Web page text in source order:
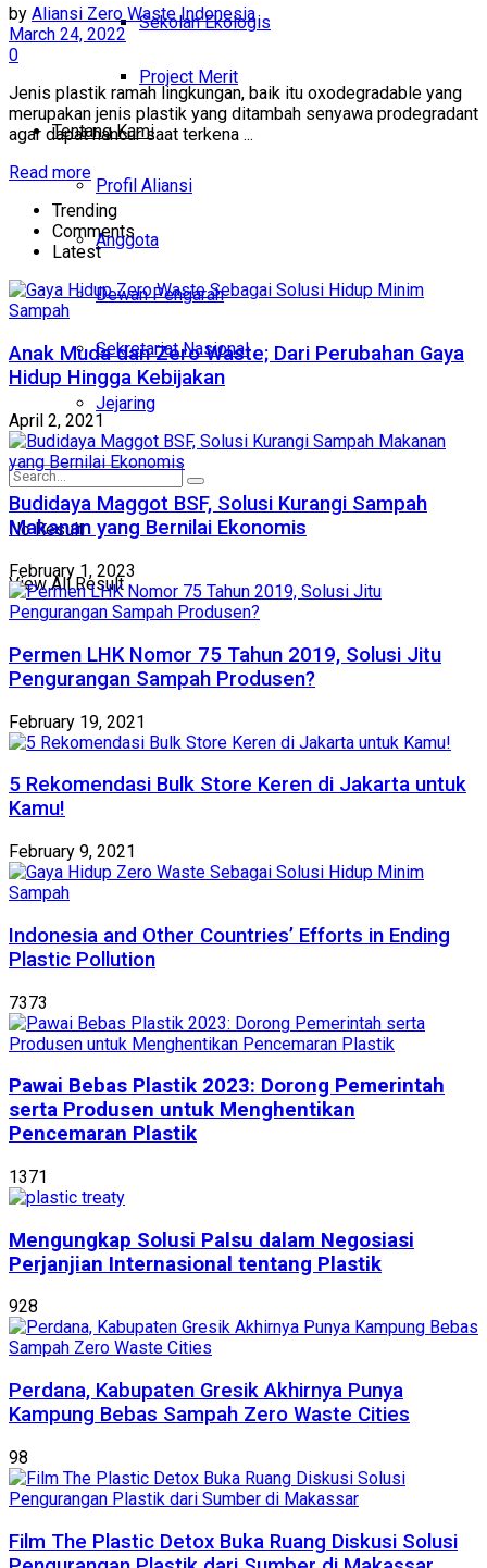
Sekolah Ekologis
Project Merit
Tentang Kami
Profil Aliansi
Anggota
Dewan Pengarah
Sekretariat Nasional
Jejaring
No Result
View All Result
by Aliansi Zero Waste Indonesia
March 24, 2022
0
Jenis plastik ramah lingkungan, baik itu oxodegradable yang
merupakan jenis plastik yang ditambah senyawa prodegradant
agar dapat hancur saat terkena ...
Read more
Trending
Comments
Latest
Anak Muda dan Zero Waste; Dari Perubahan Gaya
Hidup Hingga Kebijakan
April 2, 2021
Budidaya Maggot BSF, Solusi Kurangi Sampah
Makanan yang Bernilai Ekonomis
February 1, 2023
Permen LHK Nomor 75 Tahun 2019, Solusi Jitu
Pengurangan Sampah Produsen?
February 19, 2021
5 Rekomendasi Bulk Store Keren di Jakarta untuk
Kamu!
February 9, 2021
Indonesia and Other Countries’ Efforts in Ending
Plastic Pollution
7373
Pawai Bebas Plastik 2023: Dorong Pemerintah
serta Produsen untuk Menghentikan
Pencemaran Plastik
1371
Mengungkap Solusi Palsu dalam Negosiasi
Perjanjian Internasional tentang Plastik
928
Perdana, Kabupaten Gresik Akhirnya Punya
Kampung Bebas Sampah Zero Waste Cities
98
Film The Plastic Detox Buka Ruang Diskusi Solusi